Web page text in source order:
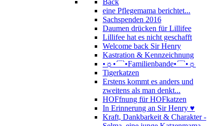
Back
eine Pflegemama berichtet...
Sachspenden 2016
Daumen drücken für Lillifee
Lillifee hat es nicht geschafft
Welcome back Sir Henry
Kastration & Kennzeichnung
•☼•´¯`•Familienbande•´¯`•☼
Tigerkatzen
Erstens kommt es anders und
zweitens als man denkt...
HOFfnung für HOFkatzen
In Erinnerung an Sir Henry ♥
Kraft, Dankbarkeit & Charakter -